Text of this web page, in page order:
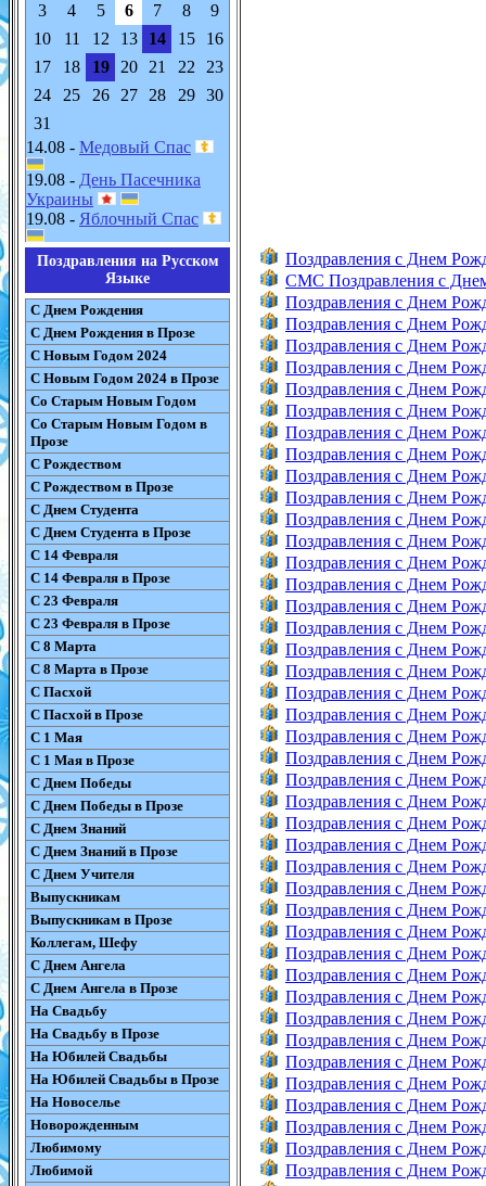
3
4 5 6 7 8
9
10
11 12 13 14 15
16
17
18 19 20 21 22
23
24
25 26 27 28 29
30
31
14.08 - Медовый Спас
19.08 - День Пасечника
Украины
19.08 - Яблочный Спас
Поздравления на Русском
Языке
С Днем Рождения
С Днем Рождения в Прозе
С Новым Годом 2024
С Новым Годом 2024 в Прозе
Со Старым Новым Годом
Со Старым Новым Годом в
Прозе
С Рождеством
С Рождеством в Прозе
С Днем Студента
С Днем Студента в Прозе
С 14 Февраля
С 14 Февраля в Прозе
С 23 Февраля
С 23 Февраля в Прозе
С 8 Марта
С 8 Марта в Прозе
С Пасхой
С Пасхой в Прозе
С 1 Мая
С 1 Мая в Прозе
С Днем Победы
С Днем Победы в Прозе
С Днем Знаний
С Днем Знаний в Прозе
С Днем Учителя
Выпускникам
Выпускникам в Прозе
Коллегам, Шефу
С Днем Ангела
С Днем Ангела в Прозе
На Свадьбу
На Свадьбу в Прозе
На Юбилей Свадьбы
На Юбилей Свадьбы в Прозе
На Новоселье
Новорожденным
Любимому
Любимой
Поздравления с Днем
СМС Поздравления с
Поздравления с Днем
Поздравления с Днем
Поздравления с Днем
Поздравления с Днем
Поздравления с Днем
Поздравления с Днем
Поздравления с Днем
Поздравления с Днем
Поздравления с Днем
Поздравления с Днем
Поздравления с Днем
Поздравления с Днем
Поздравления с Днем
Поздравления с Днем
Поздравления с Днем
Поздравления с Днем
Поздравления с Днем
Поздравления с Днем
Поздравления с Днем
Поздравления с Днем
Поздравления с Днем
Поздравления с Днем
Поздравления с Днем
Поздравления с Днем
Поздравления с Днем
Поздравления с Днем
Поздравления с Днем
Поздравления с Днем
Поздравления с Днем
Поздравления с Днем
Поздравления с Днем
Поздравления с Днем
Поздравления с Днем
Поздравления с Днем
Поздравления с Днем
Поздравления с Днем
Поздравления с Днем
Поздравления с Днем
Поздравления с Днем
Поздравления с Днем
Поздравления с Днем